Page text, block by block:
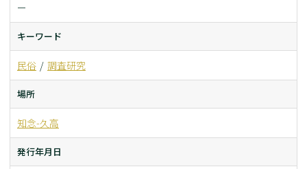
ー
キーワード
民俗 調査研究
場所
知念-久高
発行年月日